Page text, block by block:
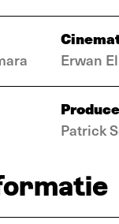
Erwan
Patrick